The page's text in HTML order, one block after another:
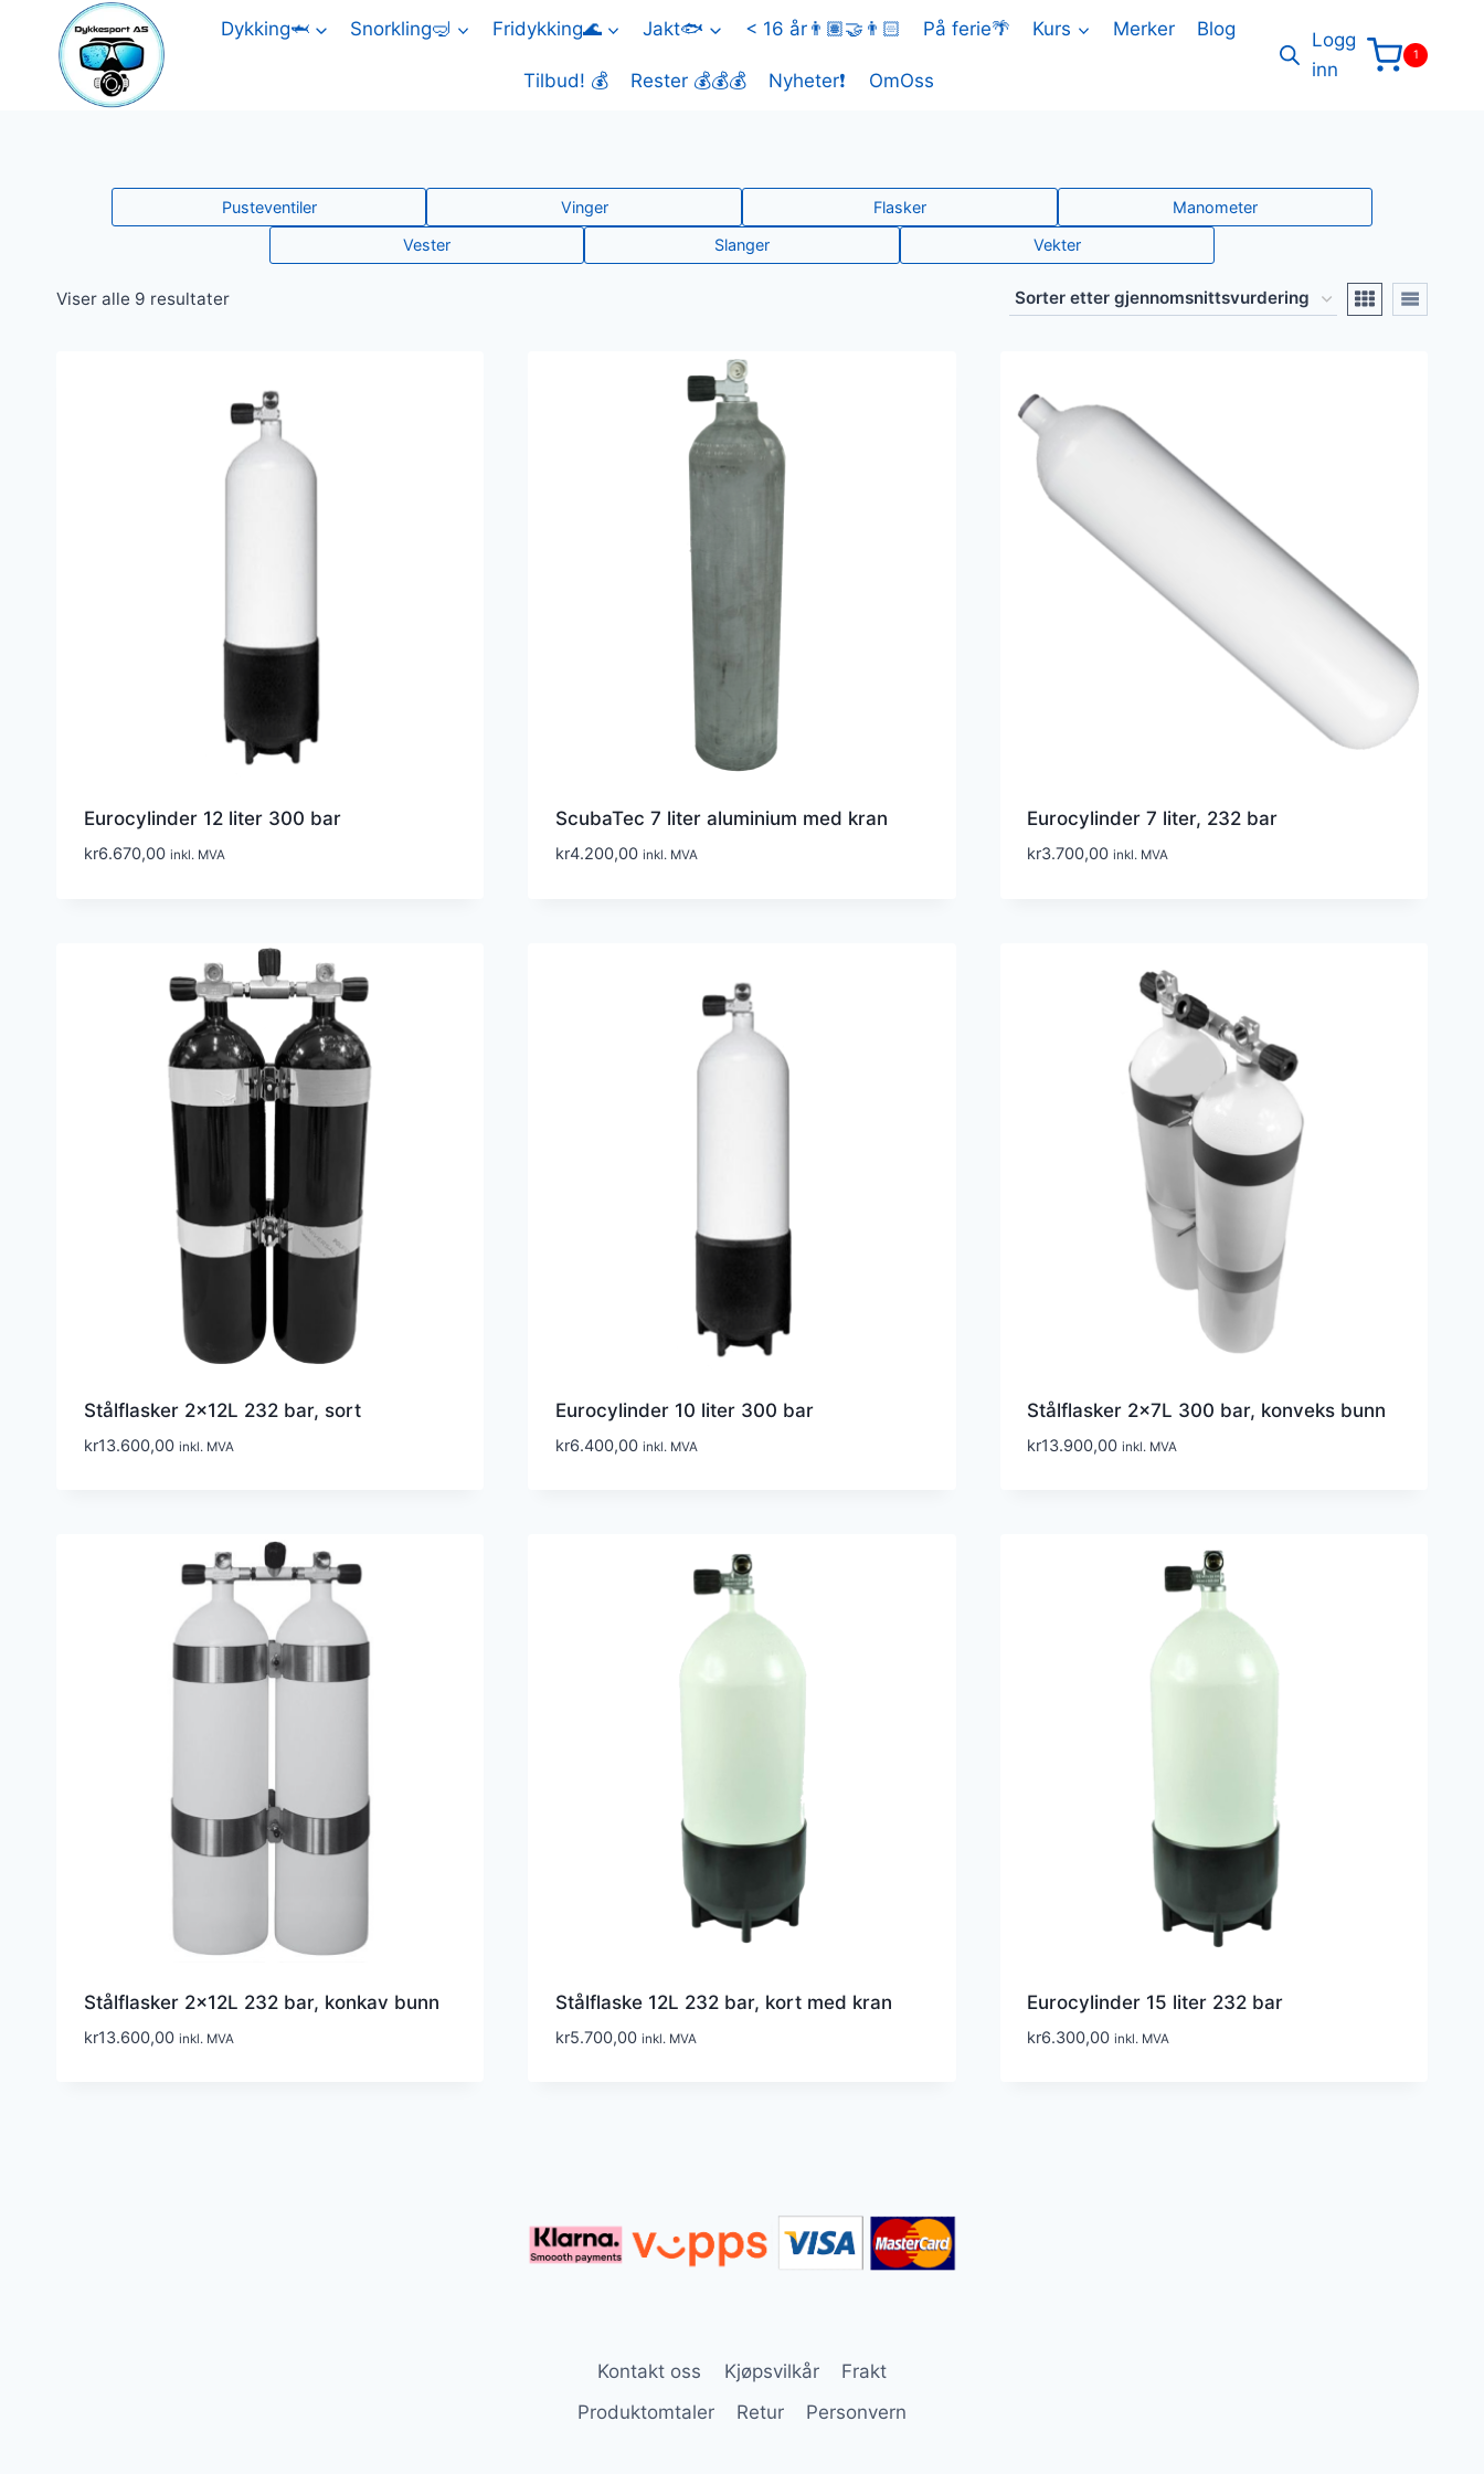
content
Dykking🦈 Snorkling🤿 Fridykking🌊 Jakt🐟 < 16 år👨🏽‍🤝‍👨🏻 På ferie🌴 Kurs Merker Blog
Tilbud! 💰 Rester 💰💰💰 Nyheter❗ OmOss
Logg
inn
1
Pusteventiler Vinger Flasker Manometer
Vester Slanger Vekter
Viser alle 9 resultaterSortert
vurdering
Eurocylinder 12 liter 300 bar
kr6.670,00 inkl. MVA
ScubaTec 7 liter aluminium med kran
kr4.200,00 inkl. MVA
Eurocylinder 7 liter, 232 bar
kr3.700,00 inkl. MVA
Stålflasker 2x12L 232 bar, sort
kr13.600,00 inkl. MVA
Eurocylinder 10 liter 300 bar
kr6.400,00 inkl. MVA
Stålflasker 2x7L 300 bar, konveks bunn
kr13.900,00 inkl. MVA
Stålflasker 2x12L 232 bar, konkav bunn
kr13.600,00 inkl. MVA
Stålflaske 12L 232 bar, kort med kran
kr5.700,00 inkl. MVA
Eurocylinder 15 liter 232 bar
kr6.300,00 inkl. MVA
Kontakt oss Kjøpsvilkår
Frakt
Produktomtaler
Retur Personvern